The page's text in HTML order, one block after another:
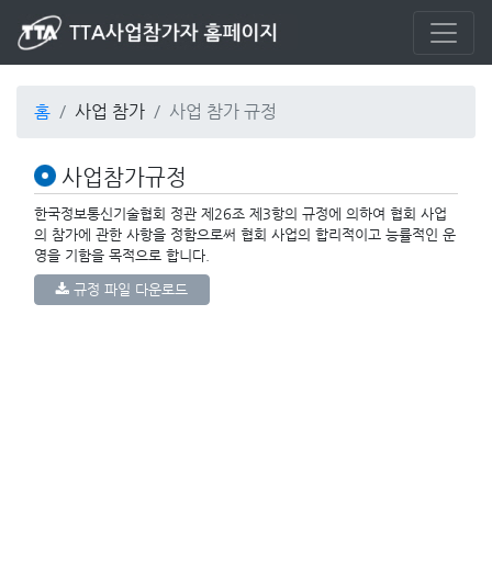
홈 사업 참가 사업 참가 규정
사업참가규정
한국정보통신기술협회 정관 제26조 제3항의 규정에 의하여 협회 사업
의 참가에 관한 사항을 정함으로써 협회 사업의 합리적이고 능률적인 운
영을 기함을 목적으로 합니다.
규정 파일 다운로드